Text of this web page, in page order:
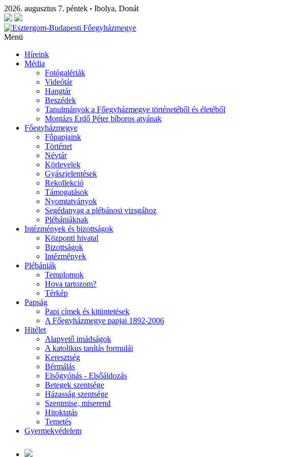
2026. augusztus 7. péntek • Ibolya, Donát
Menü
Híreink
Média
Fotógalériák
Videótár
Hangtár
Beszédek
Tanulmányok a Főegyházmegye történetéből és életéből
Montázs Erdő Péter bíboros atyának
Főegyházmegye
Főpapjaink
Történet
Névtár
Körlevelek
Gyászjelentések
Rekollekció
Támogatások
Nyomtatványok
Segédanyag a plébánosi vizsgához
Plébániáknak
Intézmények és bizottságok
Központi hivatal
Bizottságok
Intézmények
Plébániák
Templomok
Hova tartozom?
Térkép
Papság
Papi címek és kitüntetések
A Főegyházmegye papjai 1892-2006
Hitélet
Alapvető imádságok
A katolikus tanítás formulái
Keresztség
Bérmálás
Elsőgyónás - Elsőáldozás
Betegek szentsége
Házasság szentsége
Szentmise, miserend
Hitoktatás
Temetés
Gyermekvédelem